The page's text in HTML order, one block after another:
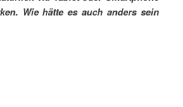
Wie hätte es auch anders sein